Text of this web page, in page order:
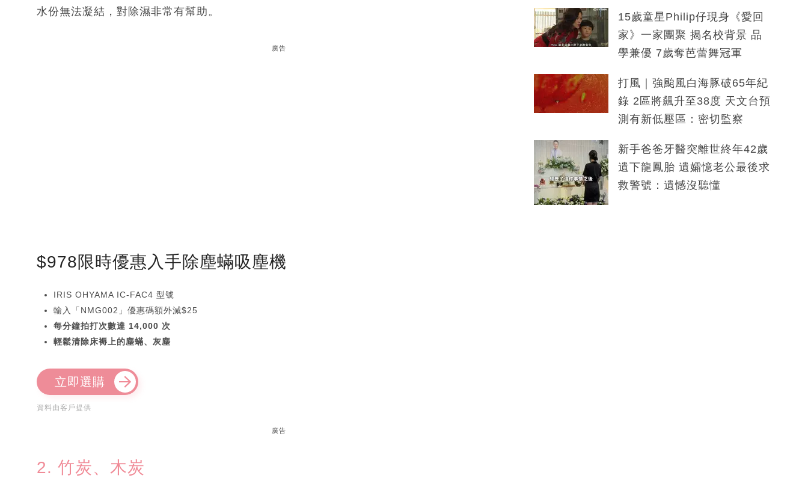
水份無法凝結，對除濕非常有幫助。
廣告
$978限時優惠入手除塵蟎吸塵機
IRIS OHYAMA IC-FAC4 型號
輸入「NMG002」優惠碼額外減$25
每分鐘拍打次數達 14,000 次
輕鬆清除床褥上的塵蟎、灰塵
立即選購
資料由客戶提供
廣告
2. 竹炭、木炭
15歲童星Philip仔現身《愛回
家》一家團聚 揭名校背景 品
學兼優 7歲奪芭蕾舞冠軍
打風｜強颱風白海豚破65年紀
錄 2區將飆升至38度 天文台預
測有新低壓區：密切監察
新手爸爸牙醫突離世終年42歲
遺下龍鳳胎 遺孀憶老公最後求
救警號：遺憾沒聽懂